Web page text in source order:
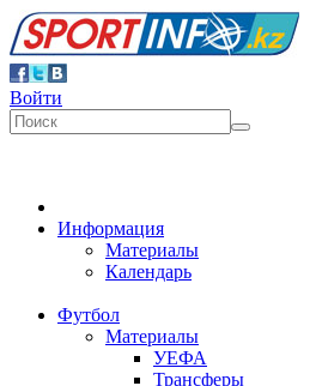
Войти
Информация
Материалы
Календарь
Футбол
Материалы
УЕФА
Трансферы